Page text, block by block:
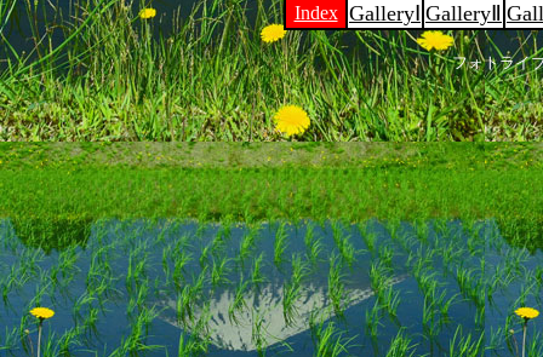
Index GalleryⅠ GalleryⅡ
フォトライ